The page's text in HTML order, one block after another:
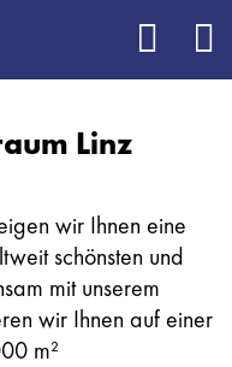
Linz
wir Ihnen eine
schönsten und
mit unserem
wir Ihnen auf einer
m²